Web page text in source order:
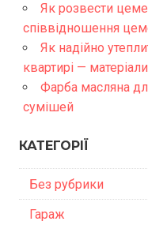
Як розвести
співвідношення
Як надійно
квартирі — матеріали
Фарба масляна
сумішей
КАТЕГОРІЇ
Без рубрики
Гараж